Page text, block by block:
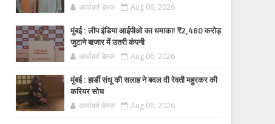
आर्यावर्त डेस्क Aug 06, 2026
मुंबई : लीप इंडिया आईपीओ का धमाका! ₹2,480 करोड़
जुटाने बाजार में उतरी कंपनी
आर्यावर्त डेस्क Aug 06, 2026
मुंबई : हार्डी संधू की सलाह ने बदल दी रेवती महुरकर की
करियर सोच
आर्यावर्त डेस्क Aug 06, 2026